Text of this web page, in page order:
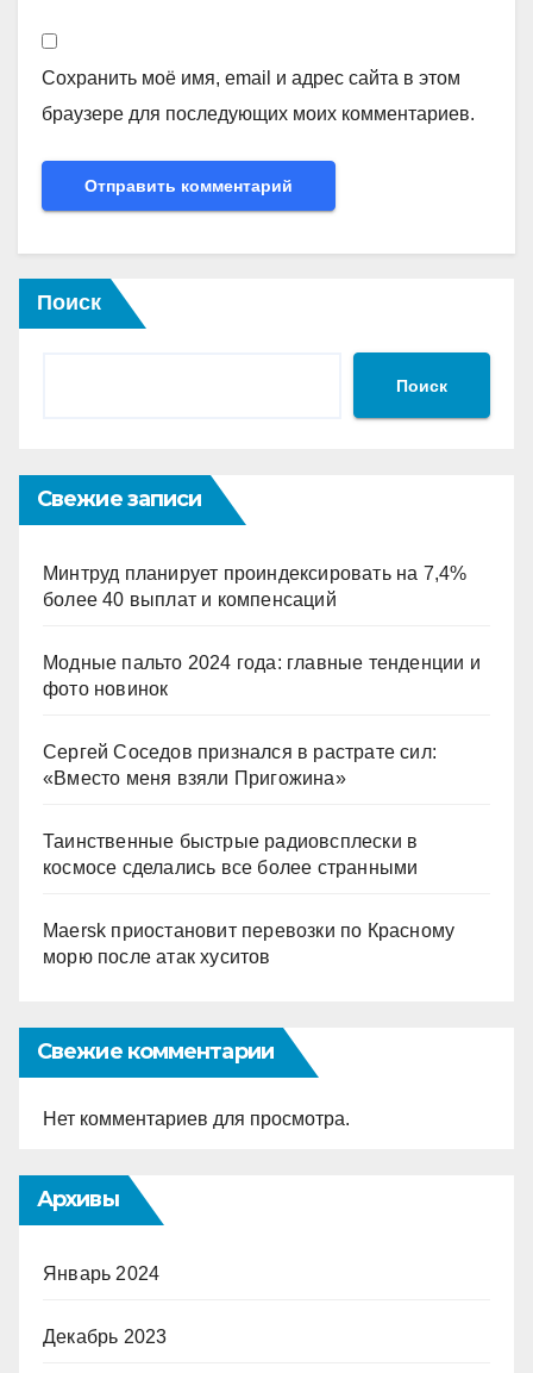
Сохранить моё имя, email и адрес сайта в этом
браузере для последующих моих комментариев.
Поиск
Поиск
Свежие записи
Минтруд планирует проиндексировать на 7,4%
более 40 выплат и компенсаций
Модные пальто 2024 года: главные тенденции и
фото новинок
Сергей Соседов признался в растрате сил:
«Вместо меня взяли Пригожина»
Таинственные быстрые радиовсплески в
космосе сделались все более странными
Maersk приостановит перевозки по Красному
морю после атак хуситов
Свежие комментарии
Нет комментариев для просмотра.
Архивы
Январь 2024
Декабрь 2023